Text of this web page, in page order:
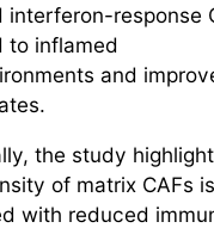
interferon-response
to inflamed
and
the study
of matrix CAFs is
with reduced